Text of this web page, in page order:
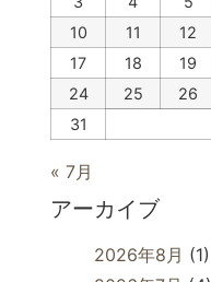
10
11 12
17
18 19
24
25 26
31
« 7月
アーカイブ
2026年8月 (1)